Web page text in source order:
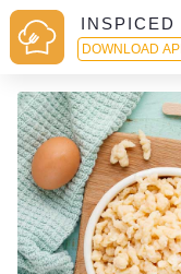
DOWNLOAD